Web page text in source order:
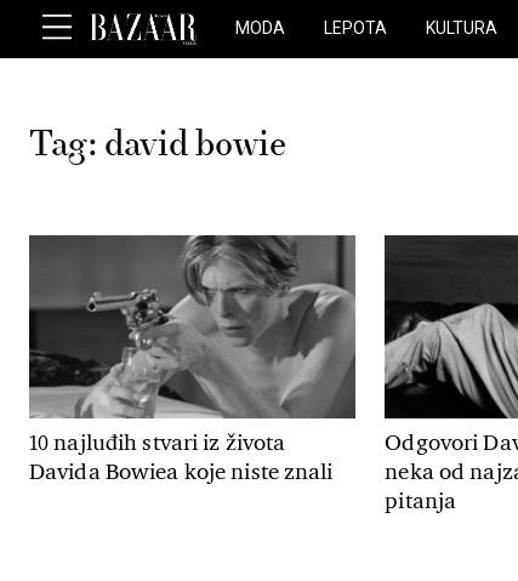
MODA LEPOTA KULTURA
Tag: david bowie
10 najluđih stvari iz života
Davida Bowiea koje niste znali
Odgovori
neka od
pitanja